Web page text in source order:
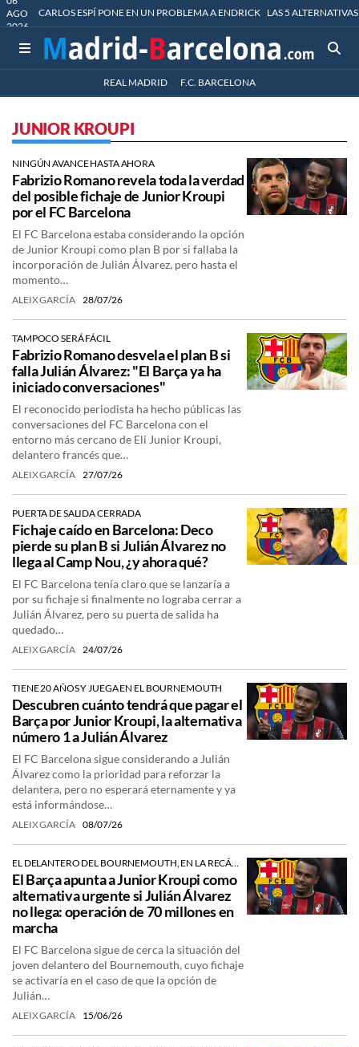
AGO
2026
CARLOS ESPÍ PONE EN UN PROBLEMA A ENDRICK LAS 5
REAL MADRID F.C. BARCELONA
JUNIOR KROUPI
NINGÚN AVANCE HASTA AHORA
Fabrizio Romano revela toda la verdad
del posible fichaje de Junior Kroupi
por el FC Barcelona
El FC Barcelona estaba considerando la opción
de Junior Kroupi como plan B por si fallaba la
incorporación de Julián Álvarez, pero hasta el
momento…
ALEIX GARCÍA 28/07/26
TAMPOCO SERÁ FÁCIL
Fabrizio Romano desvela el plan B si
falla Julián Álvarez: "El Barça ya ha
iniciado conversaciones"
El reconocido periodista ha hecho públicas las
conversaciones del FC Barcelona con el
entorno más cercano de Eli Junior Kroupi,
delantero francés que…
ALEIX GARCÍA 27/07/26
PUERTA DE SALIDA CERRADA
Fichaje caído en Barcelona: Deco
pierde su plan B si Julián Álvarez no
llega al Camp Nou, ¿y ahora qué?
El FC Barcelona tenía claro que se lanzaría a
por su fichaje si finalmente no lograba cerrar a
Julián Álvarez, pero su puerta de salida ha
quedado…
ALEIX GARCÍA 24/07/26
TIENE 20 AÑOS Y JUEGA EN EL BOURNEMOUTH
Descubren cuánto tendrá que pagar el
Barça por Junior Kroupi, la alternativa
número 1 a Julián Álvarez
El FC Barcelona sigue considerando a Julián
Álvarez como la prioridad para reforzar la
delantera, pero no esperará eternamente y ya
está informándose…
ALEIX GARCÍA 08/07/26
EL DELANTERO DEL BOURNEMOUTH, EN LA RECÁMARA
El Barça apunta a Junior Kroupi como
alternativa urgente si Julián Álvarez
no llega: operación de 70 millones en
marcha
El FC Barcelona sigue de cerca la situación del
joven delantero del Bournemouth, cuyo fichaje
se activaría en el caso de que la opción de
Julián…
ALEIX GARCÍA 15/06/26